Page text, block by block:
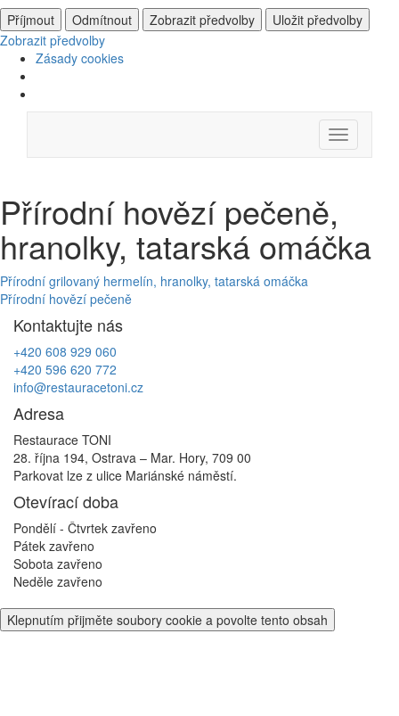
Příjmout
Odmítnout Zobrazit předvolby
Uložit předvolby
Zobrazit předvolby
Zásady cookies
content
Menu
Přírodní hovězí pečeně,
hranolky, tatarská omáčka
Navigace
pro
příspěvek
Přírodní grilovaný hermelín, hranolky, tatarská omáčka
Přírodní hovězí pečeně
Kontaktujte nás
+420 608 929 060
+420 596 620 772
info@restauracetoni.cz
Adresa
Restaurace TONI
28. října 194, Ostrava – Mar. Hory, 709 00
Parkovat lze z ulice Mariánské náměstí.
Otevírací doba
Pondělí - Čtvrtek zavřeno
Pátek zavřeno
Sobota zavřeno
Neděle zavřeno
Klepnutím přijměte soubory cookie a povolte tento obsah